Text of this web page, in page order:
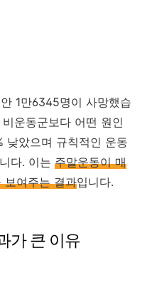
1만6345명이 사망했습
운동군보다 어떤 원인
낮았으며 규칙적인 운동
다. 이는 주말운동이 매
보여주는 결과입니다.
가 큰 이유